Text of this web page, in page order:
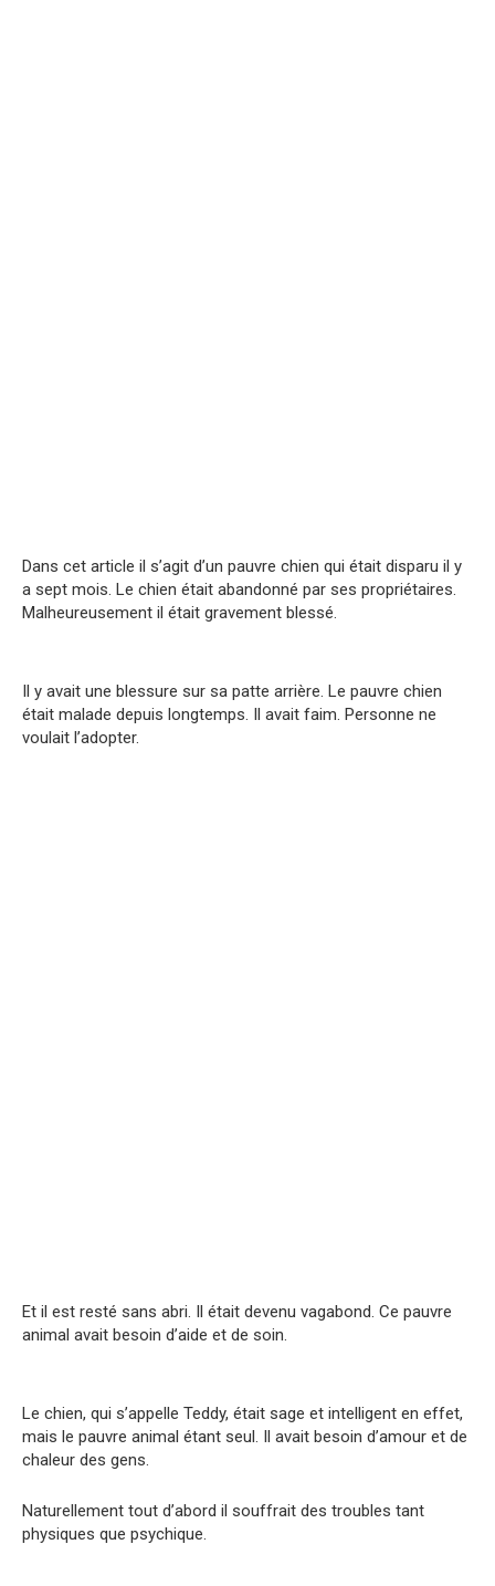
Dans cet article il s’agit d’un pauvre chien qui était disparu il y
a sept mois. Le chien était abandonné par ses propriétaires.
Malheureusement il était gravement blessé.
Il y avait une blessure sur sa patte arrière. Le pauvre chien
était malade depuis longtemps. Il avait faim. Personne ne
voulait l’adopter.
Et il est resté sans abri. Il était devenu vagabond. Ce pauvre
animal avait besoin d’aide et de soin.
Le chien, qui s’appelle Teddy, était sage et intelligent en effet,
mais le pauvre animal étant seul. Il avait besoin d’amour et de
chaleur des gens.
Naturellement tout d’abord il souffrait des troubles tant
physiques que psychique.